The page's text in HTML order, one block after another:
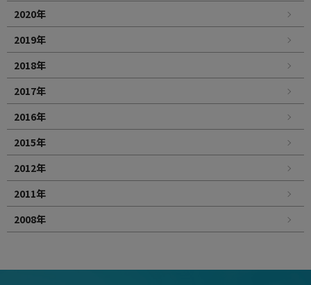
2020年
2019年
2018年
2017年
2016年
2015年
2012年
2011年
2008年